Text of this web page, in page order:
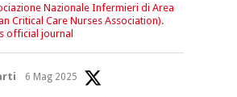
Nazionale Infermieri di Area
Critical Care Nurses Association).
official journal
6 Mag 2025